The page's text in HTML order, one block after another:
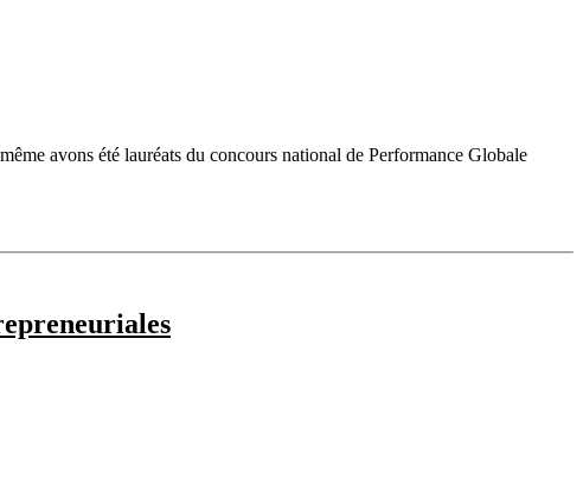
avons été lauréats du concours national de Performance Globale